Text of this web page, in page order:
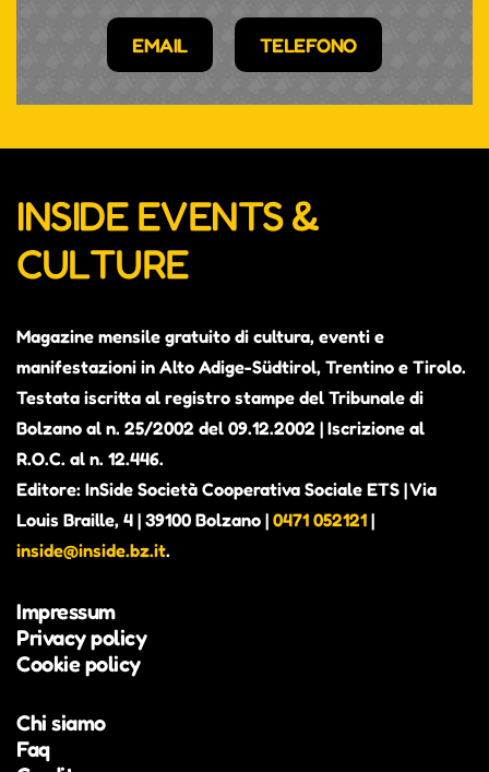
EMAIL TELEFONO
INSIDE EVENTS &
CULTURE
Magazine mensile gratuito di cultura, eventi e
manifestazioni in Alto Adige-Südtirol, Trentino e Tirolo.
Testata iscritta al registro stampe del Tribunale di
Bolzano al n. 25/2002 del 09.12.2002 | Iscrizione al
R.O.C. al n. 12.446.
Editore: InSide Società Cooperativa Sociale ETS | Via
Louis Braille, 4 | 39100 Bolzano | 0471 052121 |
inside@inside.bz.it.
Impressum
Privacy policy
Cookie policy
Chi siamo
Faq